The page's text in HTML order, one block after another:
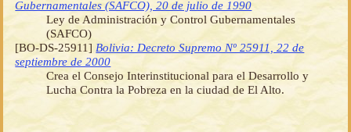
Gubernamentales (SAFCO), 20 de julio de 1990
Ley de Administración y Control Gubernamentales
(SAFCO)
[BO-DS-25911] Bolivia: Decreto Supremo Nº 25911, 22 de
septiembre de 2000
Crea el Consejo Interinstitucional para el Desarrollo y
Lucha Contra la Pobreza en la ciudad de El Alto.